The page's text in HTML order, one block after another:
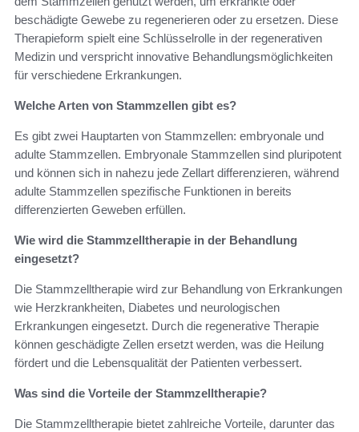
beschädigte Gewebe zu regenerieren oder zu ersetzen. Diese
Therapieform spielt eine Schlüsselrolle in der regenerativen
Medizin und verspricht innovative Behandlungsmöglichkeiten
für verschiedene Erkrankungen.
Welche Arten von Stammzellen gibt es?
Es gibt zwei Hauptarten von Stammzellen: embryonale und
adulte Stammzellen. Embryonale Stammzellen sind pluripotent
und können sich in nahezu jede Zellart differenzieren, während
adulte Stammzellen spezifische Funktionen in bereits
differenzierten Geweben erfüllen.
Wie wird die Stammzelltherapie in der Behandlung
eingesetzt?
Die Stammzelltherapie wird zur Behandlung von Erkrankungen
wie Herzkrankheiten, Diabetes und neurologischen
Erkrankungen eingesetzt. Durch die regenerative Therapie
können geschädigte Zellen ersetzt werden, was die Heilung
fördert und die Lebensqualität der Patienten verbessert.
Was sind die Vorteile der Stammzelltherapie?
Die Stammzelltherapie bietet zahlreiche Vorteile, darunter das